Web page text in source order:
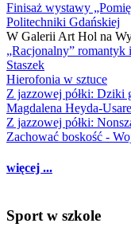
Finisaż wystawy
Politechniki Gdańskiej
W Galerii Art Hol na
„Racjonalny”
Staszek
Hierofonia w sztuce
Z jazzowej półki: Dziki
Magdalena Heyda-
Z jazzowej półki:
Zachować boskość -
więcej ...
Sport w szkole